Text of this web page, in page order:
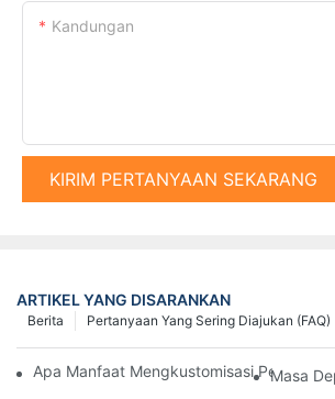
Kandungan
KIRIM PERTANYAAN SEKARANG
ARTIKEL YANG DISARANKAN
Pertanyaan Yang Sering Diajukan (FAQ)
Berita
Apa Manfaat Mengkustomisasi Peralatan
Masa